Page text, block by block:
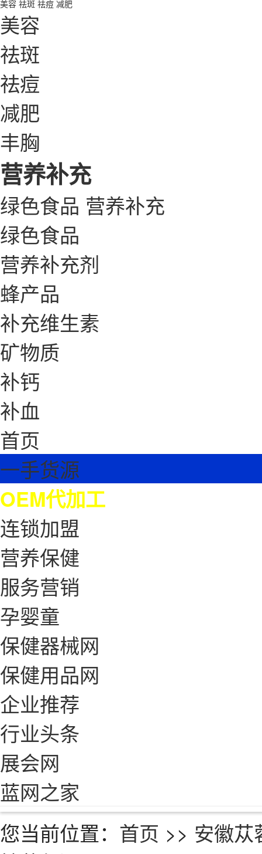
美容 祛斑 祛痘 减肥
美容
祛斑
祛痘
减肥
丰胸
营养补充
绿色食品 营养补充
绿色食品
营养补充剂
蜂产品
补充维生素
矿物质
补钙
补血
首页
一手货源
OEM代加工
连锁加盟
营养保健
服务营销
孕婴童
保健器械网
保健用品网
企业推荐
行业头条
展会网
蓝网之家
您当前位置： 首页 >> 安徽苁